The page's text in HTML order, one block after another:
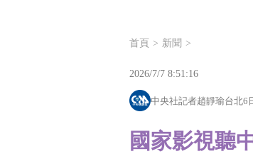
首頁 新聞
國家影視聽
2026/7/7 8:51:16
中央社記者趙靜瑜台北6